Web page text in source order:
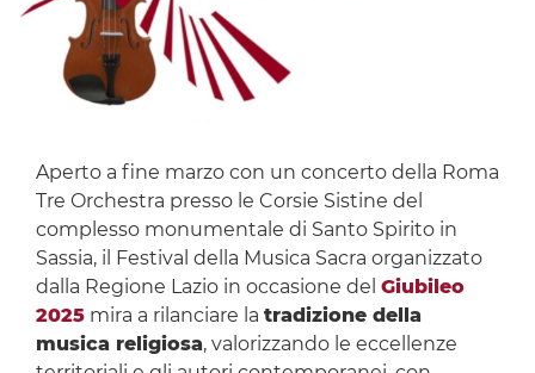
Aperto a fine marzo con un concerto della Roma
Tre Orchestra presso le Corsie Sistine del
complesso monumentale di Santo Spirito in
Sassia, il Festival della Musica Sacra organizzato
dalla Regione Lazio in occasione del Giubileo
2025mira a rilanciare la tradizione della
musica religiosa, valorizzando le eccellenze